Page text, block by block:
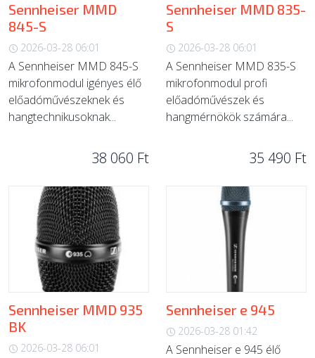
Sennheiser MMD
845-S
2026-03-28 06:01
A Sennheiser MMD 845-S
mikrofonmodul igényes élő
előadóművészeknek és
hangtechnikusoknak...
38 060 Ft
Sennheiser MMD 835-
S
2026-03-28 06:01
A Sennheiser MMD 835-S
mikrofonmodul profi
előadóművészek és
hangmérnökök számára...
35 490 Ft
Sennheiser MMD 935
BK
2026-03-28 06:01
Sennheiser e 945
2026-03-28 01:42
A Sennheiser e 945 élő